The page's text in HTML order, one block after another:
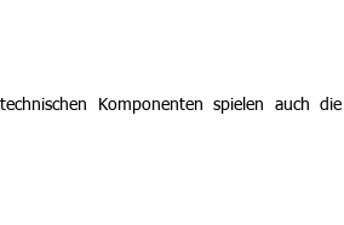
Komponenten spielen auch die